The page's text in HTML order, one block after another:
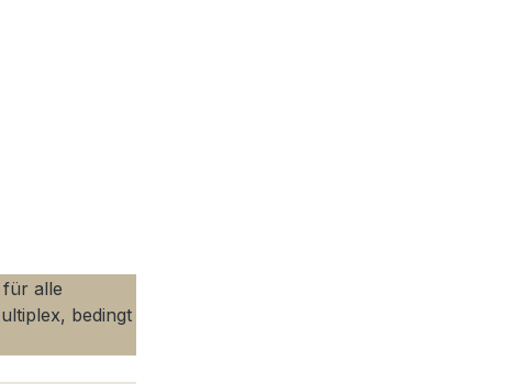
für alle
bedingt